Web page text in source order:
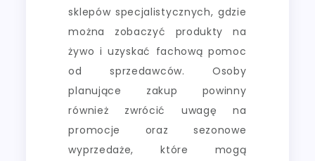
sklepów specjalistycznych, gdzie
można zobaczyć produkty na
żywo i uzyskać fachową pomoc
od sprzedawców. Osoby
planujące zakup powinny
również zwrócić uwagę na
promocje oraz sezonowe
wyprzedaże, które mogą